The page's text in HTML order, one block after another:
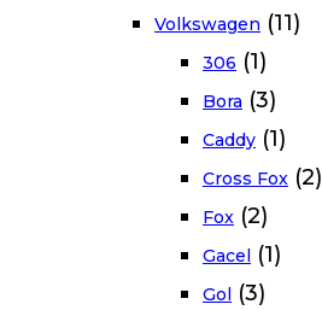
Volkswagen (11)
306 (1)
Bora (3)
Caddy (1)
Cross Fox (2)
Fox (2)
Gacel (1)
Gol (3)